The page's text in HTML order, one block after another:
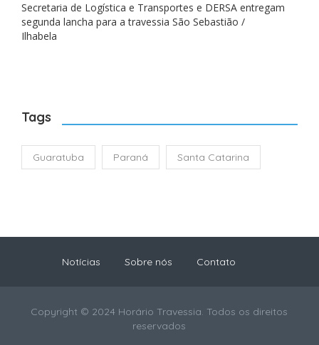
Secretaria de Logística e Transportes e DERSA entregam
segunda lancha para a travessia São Sebastião /
Ilhabela
Tags
Guaratuba Paraná Santa Catarina
Notícias Sobre nós Contato
Copyright © 2024 Horário Travessia. Todos os direitos
reservados